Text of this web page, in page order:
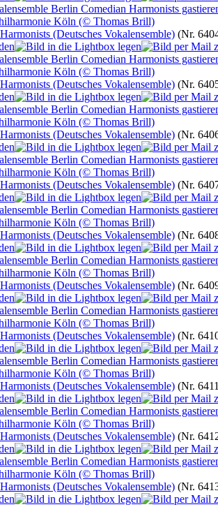
(Deutsches Vokalensemble) (Nr.
(Deutsches Vokalensemble) (Nr.
(Deutsches Vokalensemble) (Nr.
(Deutsches Vokalensemble) (Nr.
(Deutsches Vokalensemble) (Nr.
(Deutsches Vokalensemble) (Nr.
(Deutsches Vokalensemble) (Nr.
(Deutsches Vokalensemble) (Nr.
(Deutsches Vokalensemble) (Nr.
(Deutsches Vokalensemble) (Nr.